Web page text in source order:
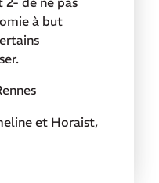
à but
et Horaist,